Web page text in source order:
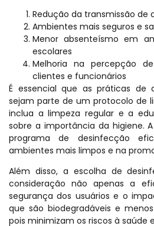
Redução da transmissão de
Ambientes mais seguros e
Menor absenteísmo em
escolares
Melhoria na percepção
clientes e funcionários
É essencial que as práticas de
sejam parte de um protocolo de
inclua a limpeza regular e a
sobre a importância da higiene.
programa de desinfecção
ambientes mais limpos e na
Além disso, a escolha de
consideração não apenas a
segurança dos usuários e o
que são biodegradáveis e
pois minimizam os riscos à saúde